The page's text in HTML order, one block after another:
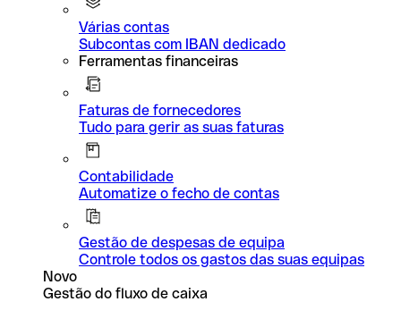
Várias contas
Subcontas com IBAN dedicado
Ferramentas financeiras
Faturas de fornecedores
Tudo para gerir as suas faturas
Contabilidade
Automatize o fecho de contas
Gestão de despesas de equipa
Controle todos os gastos das suas equipas
Novo
Gestão do fluxo de caixa